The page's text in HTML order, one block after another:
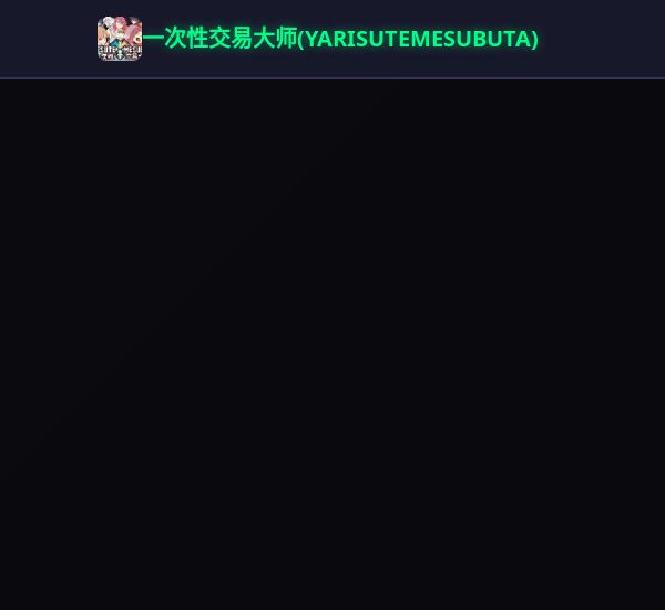
一次性交易大师(YARISUTEMESUBUTA)